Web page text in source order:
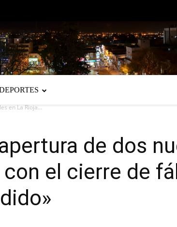
en La Rioja...
de dos
el cierre de